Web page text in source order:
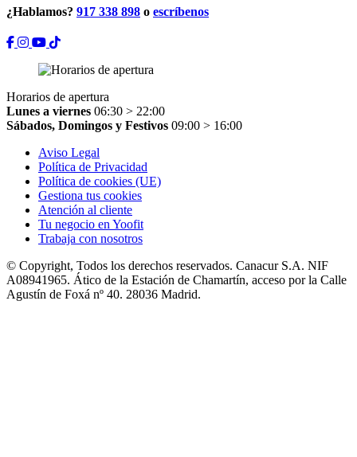
¿Hablamos? 917 338 898 o escríbenos
Horarios de apertura
Lunes a viernes 06:30 > 22:00
Sábados, Domingos y Festivos 09:00 > 16:00
Aviso Legal
Política de Privacidad
Política de cookies (UE)
Gestiona tus cookies
Atención al cliente
Tu negocio en Yoofit
Trabaja con nosotros
© Copyright, Todos los derechos reservados. Canacur S.A. NIF
A08941965. Ático de la Estación de Chamartín, acceso por la Calle
Agustín de Foxá nº 40. 28036 Madrid.